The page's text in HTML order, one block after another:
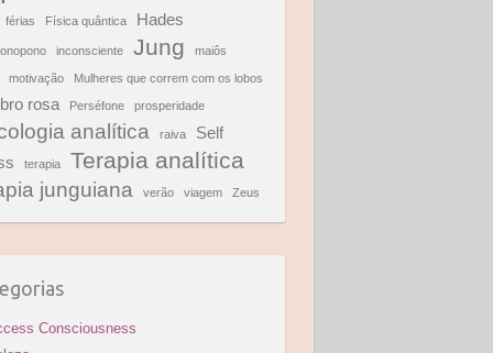
férias Física quântica Hades
inconsciente Jung maiôs
motivação Mulheres que correm com os lobos
rosa Perséfone prosperidade
analítica raiva
Self
terapia Terapia analítica
junguiana verão viagem Zeus
Consciousness